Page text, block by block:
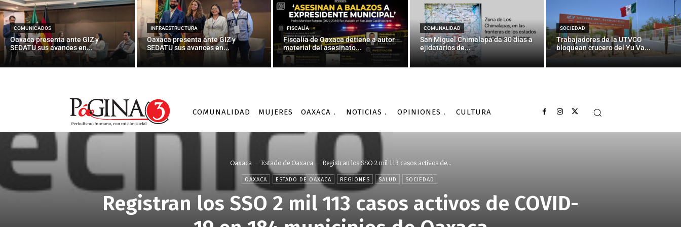
COMUNICADOS
Oaxaca presenta ante GIZ y
SEDATU sus avances en...
INFRAESTRUCTURA
Oaxaca presenta ante GIZ y
SEDATU sus avances en...
FISCALÍA
Fiscalía de Oaxaca detiene a autor
material del asesinato...
COMUNALIDAD
San Miguel Chimalapa da 30 días a
ejidatarios de...
SOCIEDAD
Trabajadores de la UTVCO
bloquean crucero del Yu Va...
COMUNALIDAD MUJERES OAXACA NOTICIAS OPINIONES CULTURA
Oaxaca Estado de Oaxaca Registran los SSO 2 mil 113 casos activos de...
OAXACA ESTADO DE OAXACA REGIONES SALUD SOCIEDAD
Registran los SSO 2 mil 113 casos activos de COVID-